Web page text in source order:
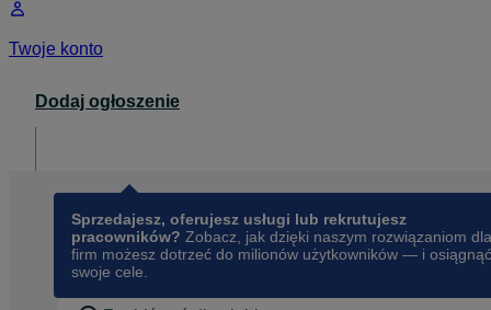
Twoje konto
Dodaj ogłoszenie
Sprzedajesz, oferujesz usługi lub rekrutujesz
pracowników? Zobacz, jak dzięki naszym rozwiązaniom dla
firm możesz dotrzeć do milionów użytkowników — i osiągnąć
swoje cele.